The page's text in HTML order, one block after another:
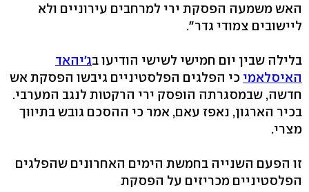
האש משמעה הפסקת ירי למרחבים עירוניים ולא
ליישובים צמודי גדר".
בלילה שבין יום חמישי לשישי הודיעו בג'יהאד
האיסלאמי כי הפלגים הפלסטיניים גיבשו הפסקת אש
חדשה, שבמסגרתה הופסק ירי הרקטות לנגב המערבי.
בכיר הארגון, נאפז עאם, אמר כי ההסכם גובש בתיווך
מצרי.
זו הפעם השנייה בחמשת הימים האחרונים שהפלגים
הפלסטיניים מכריזים על הפסקת